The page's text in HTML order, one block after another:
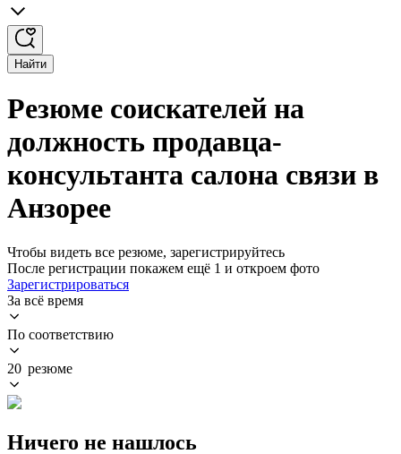
Найти
Резюме соискателей на
должность продавца-
консультанта салона связи в
Анзорее
Чтобы видеть все резюме, зарегистрируйтесь
После регистрации покажем ещё 1 и откроем фото
Зарегистрироваться
За всё время
По соответствию
20 резюме
Ничего не нашлось